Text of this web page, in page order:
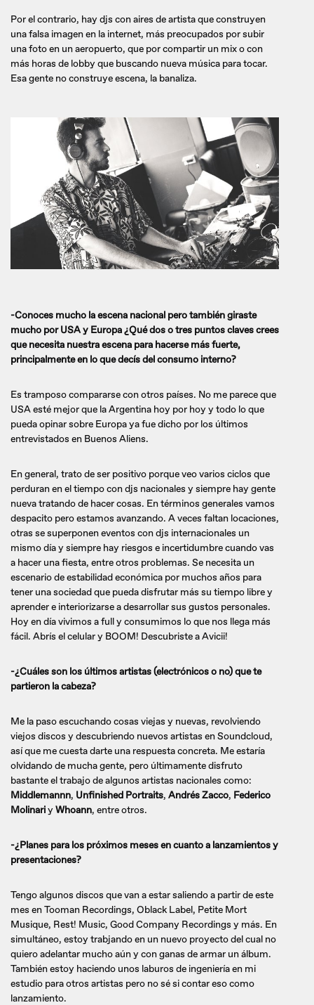
Por el contrario, hay djs con aires de artista que construyen
una falsa imagen en la internet, más preocupados por subir
una foto en un aeropuerto, que por compartir un mix o con
más horas de lobby que buscando nueva música para tocar.
Esa gente no construye escena, la banaliza.
-Conoces mucho la escena nacional pero también giraste
mucho por USA y Europa ¿Qué dos o tres puntos claves crees
que necesita nuestra escena para hacerse más fuerte,
principalmente en lo que decís del consumo interno?
Es tramposo compararse con otros países. No me parece que
USA esté mejor que la Argentina hoy por hoy y todo lo que
pueda opinar sobre Europa ya fue dicho por los últimos
entrevistados en Buenos Aliens.
En general, trato de ser positivo porque veo varios ciclos que
perduran en el tiempo con djs nacionales y siempre hay gente
nueva tratando de hacer cosas. En términos generales vamos
despacito pero estamos avanzando. A veces faltan locaciones,
otras se superponen eventos con djs internacionales un
mismo día y siempre hay riesgos e incertidumbre cuando vas
a hacer una fiesta, entre otros problemas. Se necesita un
escenario de estabilidad económica por muchos años para
tener una sociedad que pueda disfrutar más su tiempo libre y
aprender e interiorizarse a desarrollar sus gustos personales.
Hoy en día vivimos a full y consumimos lo que nos llega más
fácil. Abrís el celular y BOOM! Descubriste a Avicii!
-¿Cuáles son los últimos artistas (electrónicos o no) que te
partieron la cabeza?
Me la paso escuchando cosas viejas y nuevas, revolviendo
viejos discos y descubriendo nuevos artistas en Soundcloud,
así que me cuesta darte una respuesta concreta. Me estaría
olvidando de mucha gente, pero últimamente disfruto
bastante el trabajo de algunos artistas nacionales como:
Middlemannn, Unfinished Portraits, Andrés Zacco, Federico
MolinariyWhoann, entre otros.
-¿Planes para los próximos meses en cuanto a lanzamientos y
presentaciones?
Tengo algunos discos que van a estar saliendo a partir de este
mes en Tooman Recordings, Oblack Label, Petite Mort
Musique, Rest! Music, Good Company Recordings y más. En
simultáneo, estoy trabjando en un nuevo proyecto del cual no
quiero adelantar mucho aún y con ganas de armar un álbum.
También estoy haciendo unos laburos de ingeniería en mi
estudio para otros artistas pero no sé si contar eso como
lanzamiento.